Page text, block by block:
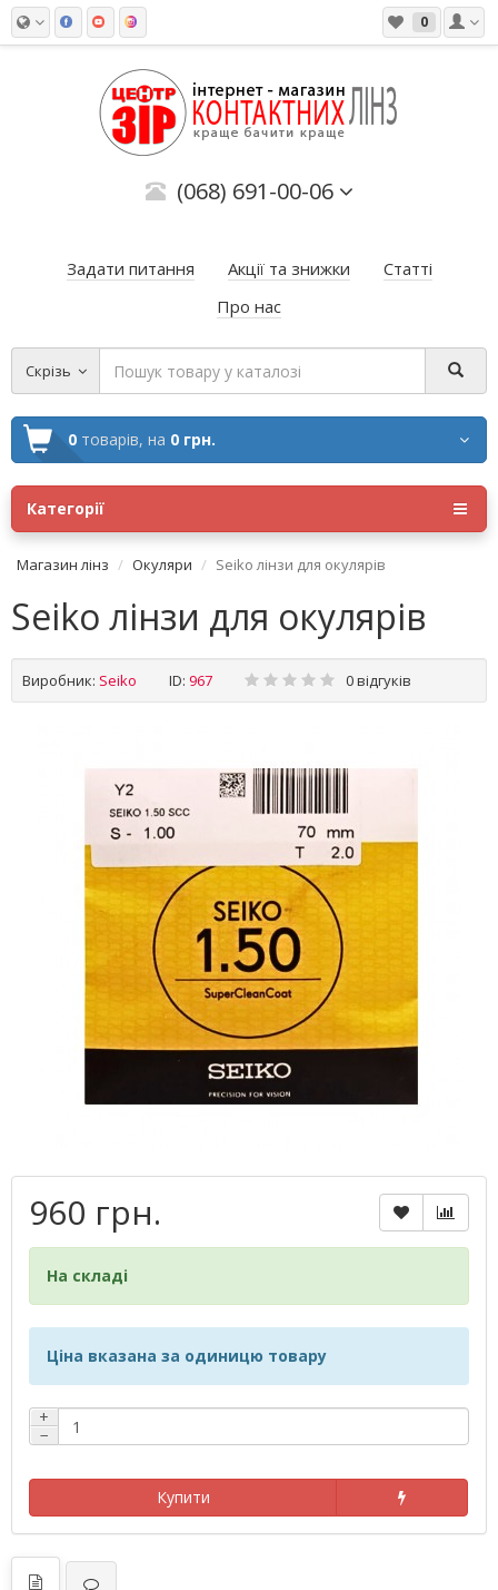
0
(068) 691-00-06
Задати питання Акції та знижки
Статті
Про нас
Скрізь
0 товарів, на 0 грн.
Категорії
Магазин лінз Окуляри Seiko лінзи для окулярів
Seiko лінзи для окулярів
Виробник: Seiko ID: 967 0 відгуків
960 грн.
На складі
Ціна вказана за одиницю товару
+
−
Купити